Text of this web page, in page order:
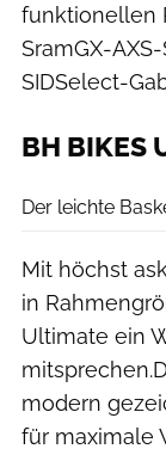
funktionellen
SramGX-
SIDSelect-
BH BIKES
Der leichte
Mit höchst
in
Ultimate ein
modern
für maximale